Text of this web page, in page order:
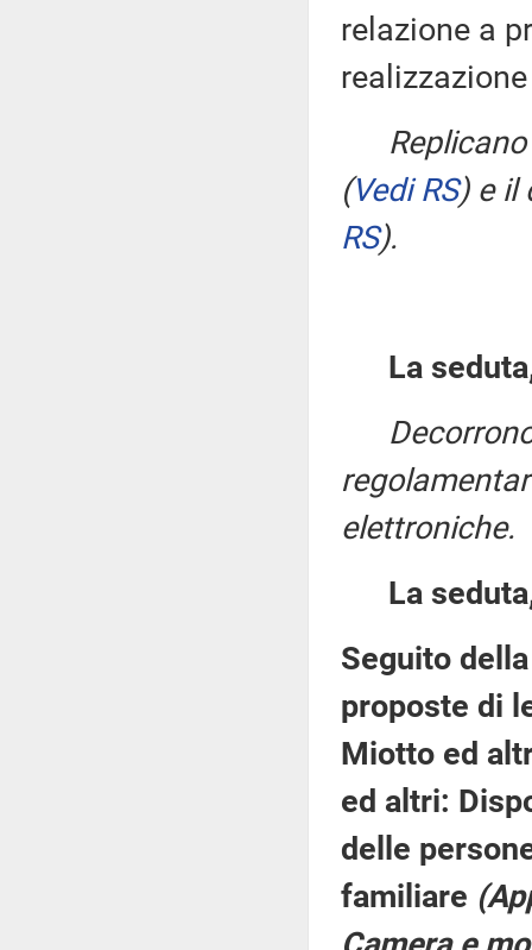
relazione a
(Vedi RS)e il
RS).
La
elettroniche.
La
Seguito
proposte di
Miotto ed
ed altri:
delle
familiare